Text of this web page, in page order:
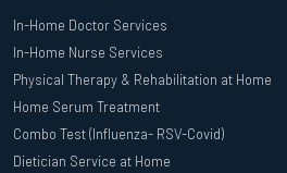
In-Home Doctor Services
In-Home Nurse Services
Physical Therapy & Rehabilitation at Home
Home Serum Treatment
Combo Test (Influenza- RSV-Covid)
Dietician Service at Home